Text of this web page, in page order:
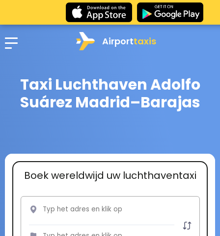
Airporttaxis
Taxi Luchthaven Adolfo
Suárez Madrid–Barajas
Boek wereldwijd uw luchthaventaxi